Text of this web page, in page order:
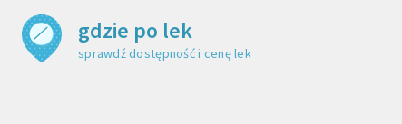
sprawdź dostępność i cenę leku
gdzie po lek